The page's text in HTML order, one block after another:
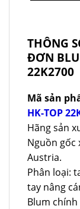
THÔNG
ĐƠN
22K2700
Mã sản
HK-TOP
Hãng sản
Nguồn gốc
Austria.
Phân loại:
tay nâng
Blum